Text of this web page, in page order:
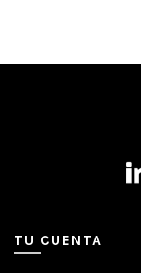
TU CUENTA